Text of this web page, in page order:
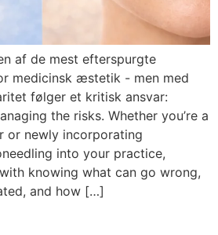
af ​​de mest efterspurgte
medicinsk æstetik - men med
følger et kritisk ansvar:
the risks. Whether you’re a
or newly incorporating
into your practice,
knowing what can go wrong,
, and how […]